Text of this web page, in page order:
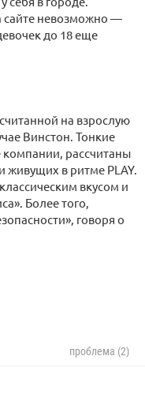
сайте невозможно —
до 18 еще
на взрослую
Винстон. Тонкие
компании, рассчитаны
живущих в ритме PLAY.
вкусом и
Более того,
говоря о
проблема (2)